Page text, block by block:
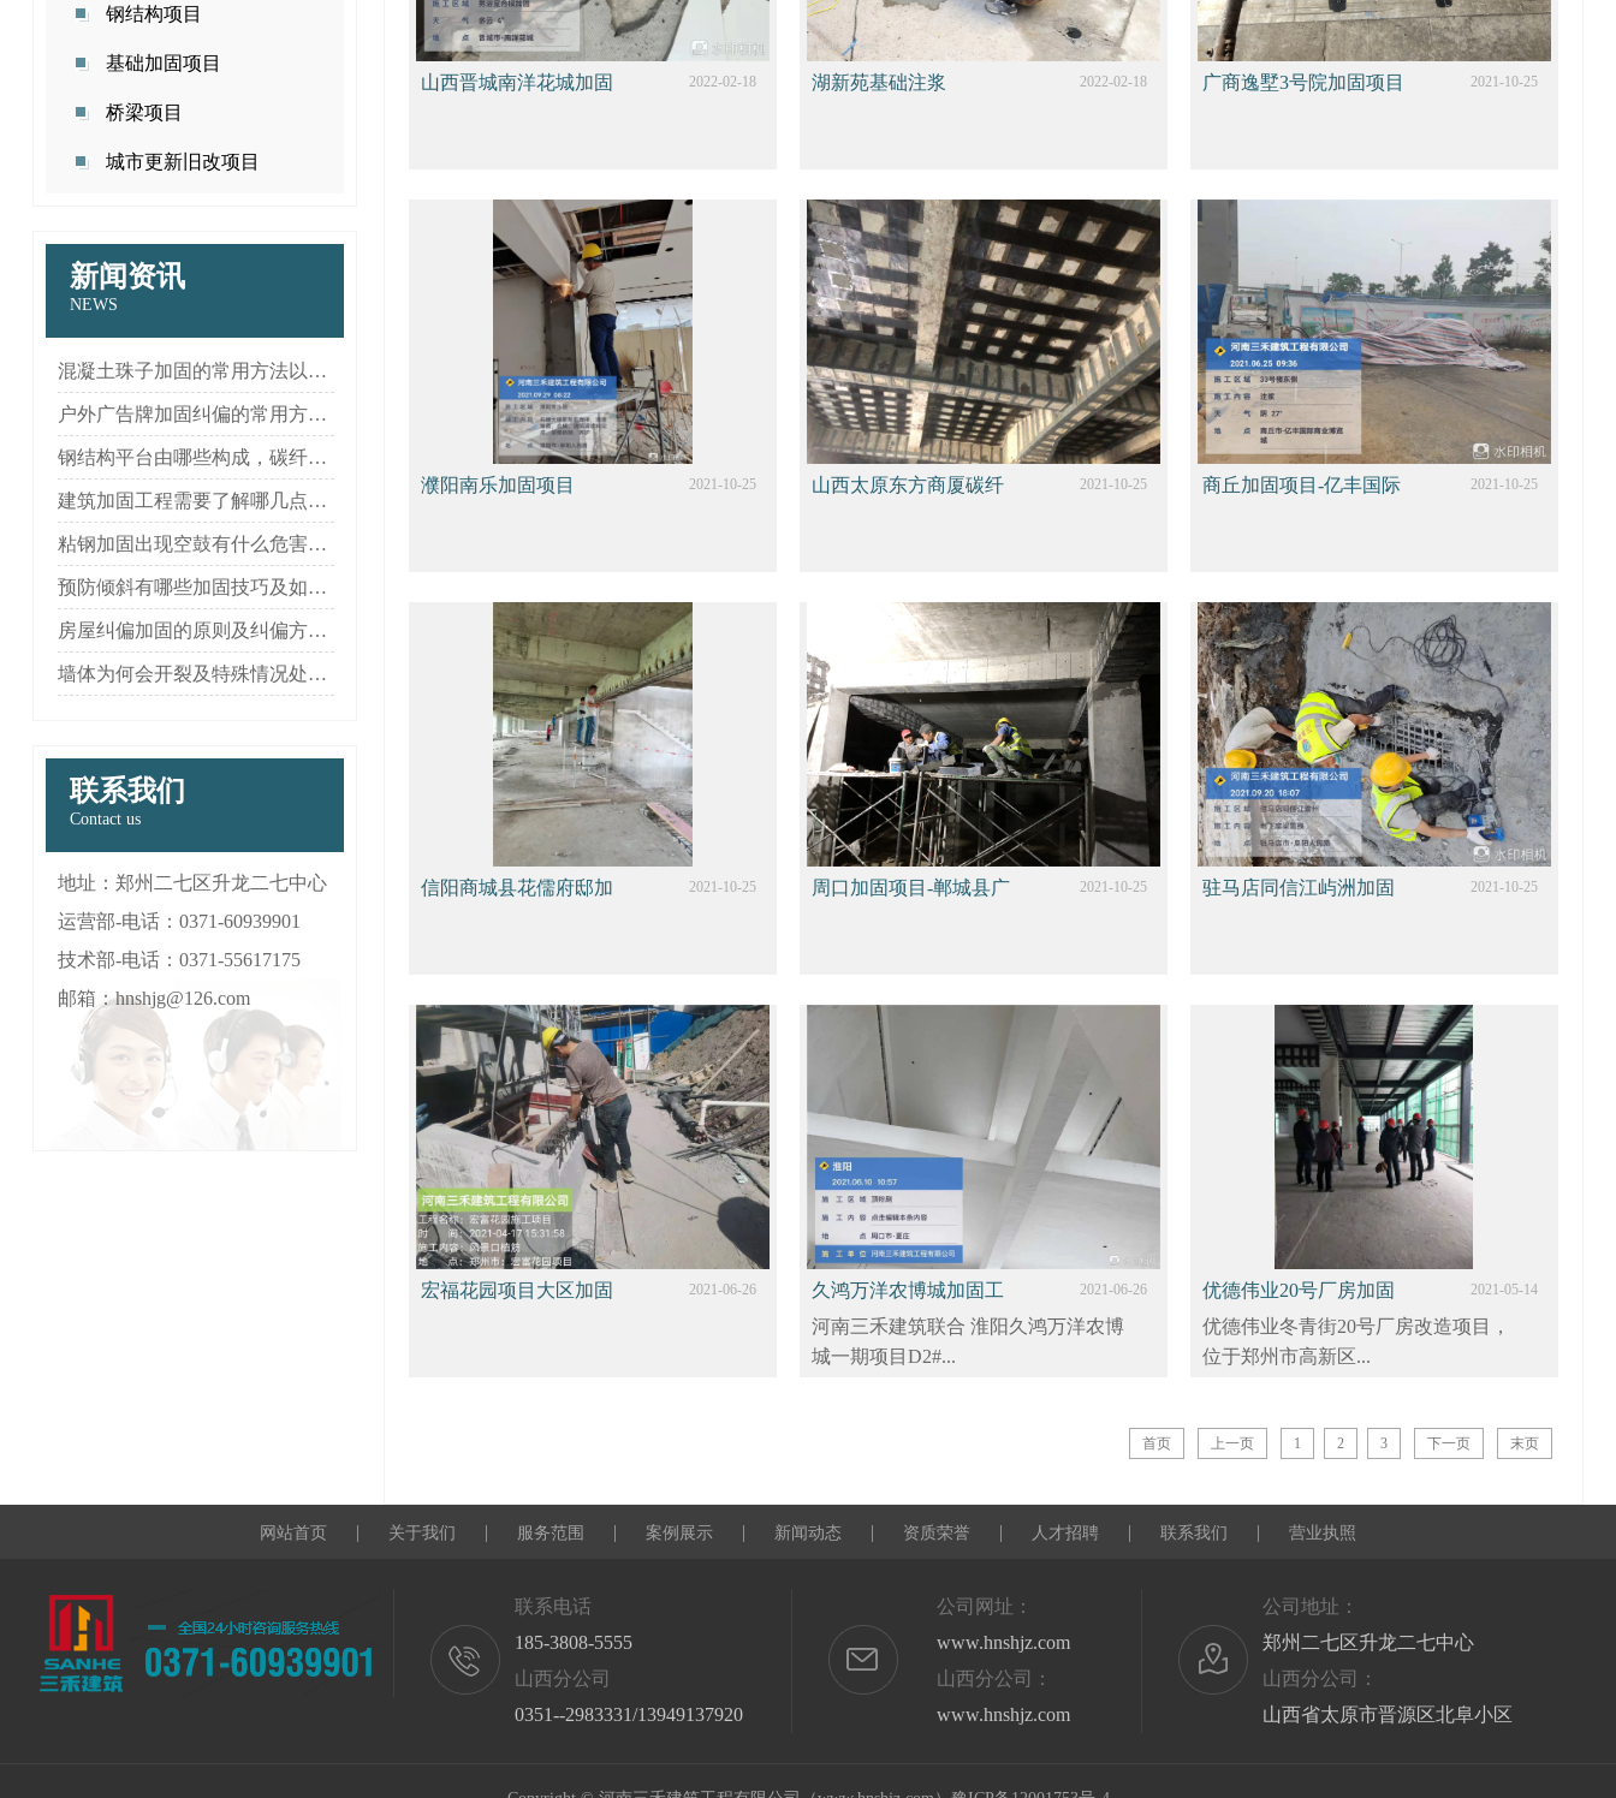
钢结构项目
基础加固项目
桥梁项目
城市更新旧改项目
新闻资讯
NEWS
混凝土珠子加固的常用方法以及钢结构安装常出现的问题！
户外广告牌加固纠偏的常用方法汇总
钢结构平台由哪些构成，碳纤维加固与粘钢加固的使用能否互换？
建筑加固工程需要了解哪几点？如何学习怎么避免事故发生！
粘钢加固出现空鼓有什么危害?怎么避免空鼓?
预防倾斜有哪些加固技巧及如何判断哪些建筑需要加固补强呢？
房屋纠偏加固的原则及纠偏方法有哪些？
墙体为何会开裂及特殊情况处理！
联系我们
Contact us
地址：郑州二七区升龙二七中心
运营部-电话：0371-60939901
技术部-电话：0371-55617175
邮箱：hnshjg@126.com
山西晋城南洋花城加固 2022-02-18 湖新苑基础注浆 2022-02-18 广商逸墅3号院加固项目 2021-10-25
濮阳南乐加固项目 2021-10-25 山西太原东方商厦碳纤 2021-10-25 商丘加固项目-亿丰国际 2021-10-25
信阳商城县花儒府邸加 2021-10-25 周口加固项目-郸城县广 2021-10-25 驻马店同信江屿洲加固 2021-10-25
宏福花园项目大区加固 2021-06-26 久鸿万洋农博城加固工
程
2021-06-26
河南三禾建筑联合 淮阳久鸿万洋农博
城一期项目D2#...
优德伟业20号厂房加固 2021-05-14
优德伟业冬青街20号厂房改造项目，
位于郑州市高新区...
首页 上一页 1 2 3 下一页 末页
网站首页 | 关于我们 | 服务范围 | 案例展示 | 新闻动态 | 资质荣誉 | 人才招聘 | 联系我们 | 营业执照
联系电话
185-3808-5555
山西分公司
0351--2983331/13949137920
公司网址：
www.hnshjz.com
山西分公司：
www.hnshjz.com
公司地址：
郑州二七区升龙二七中心
山西分公司：
山西省太原市晋源区北阜小区